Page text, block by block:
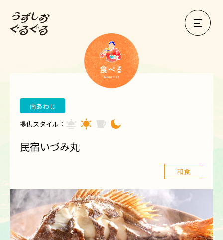
南あわじ
提供スタイル：
民宿いづみ丸
和食